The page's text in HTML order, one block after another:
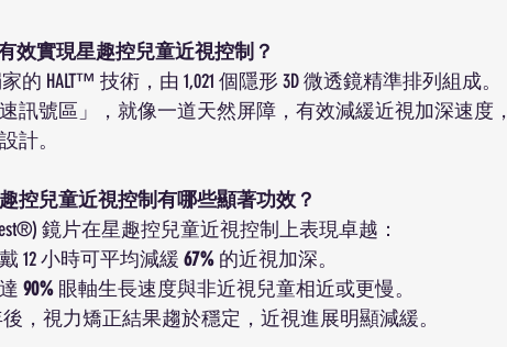
效實現星趣控兒童近視控制？
HALT™ 技術，由 1,021 個隱形 3D 微透鏡精準排列組成。
訊號區」，就像一道天然屏障，有效減緩近視加深速度，
計。
控兒童近視控制有哪些顯著功效？
鏡片在星趣控兒童近視控制上表現卓越：
12 小時可平均減緩 67% 的近視加深。
90% 眼軸生長速度與非近視兒童相近或更慢。
，視力矯正結果趨於穩定，近視進展明顯減緩。